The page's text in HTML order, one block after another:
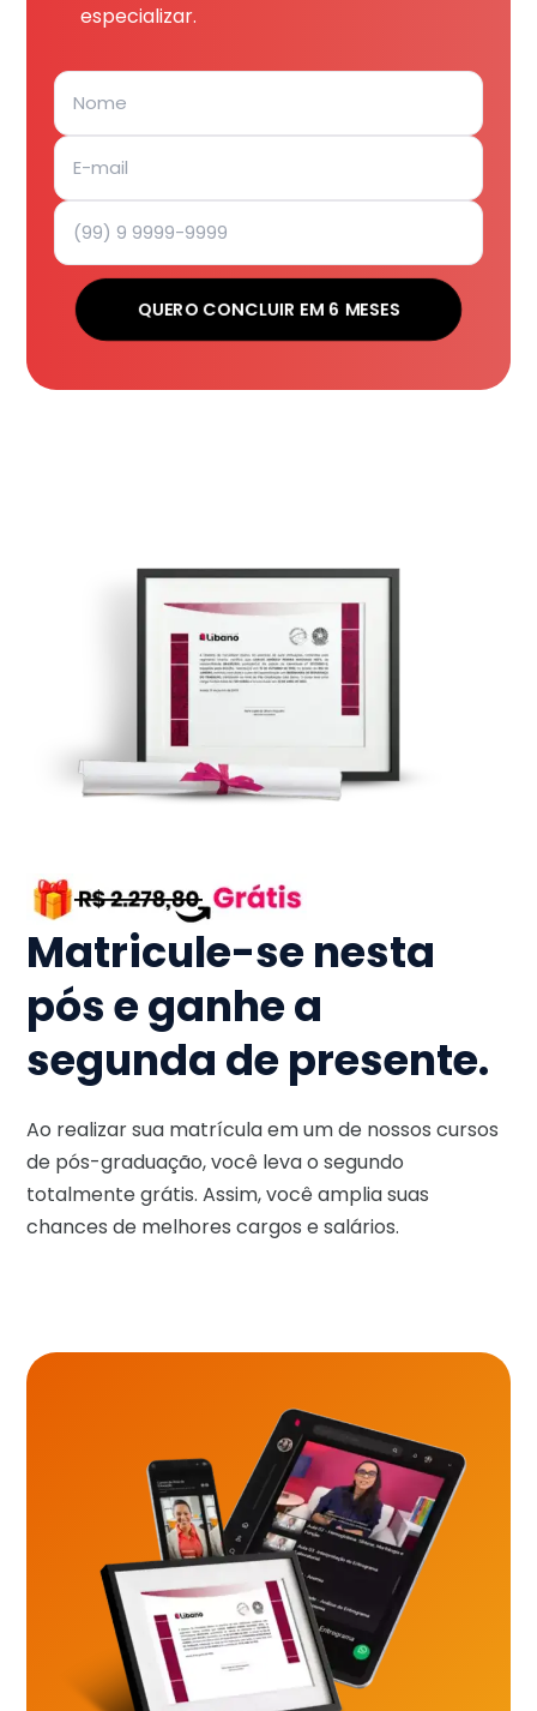
especializar.
QUERO CONCLUIR EM 6 MESES
Matricule-se nesta
pós e ganhe a
segunda de presente.
Ao realizar sua matrícula em um de nossos cursos
de pós-graduação, você leva o segundo
totalmente grátis. Assim, você amplia suas
chances de melhores cargos e salários.